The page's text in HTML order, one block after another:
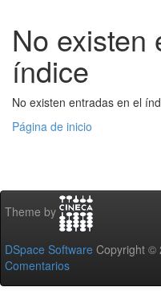
No existen
índice
No existen entradas en el
Página de inicio
Theme by
DSpace Software Copyright ©
Comentarios